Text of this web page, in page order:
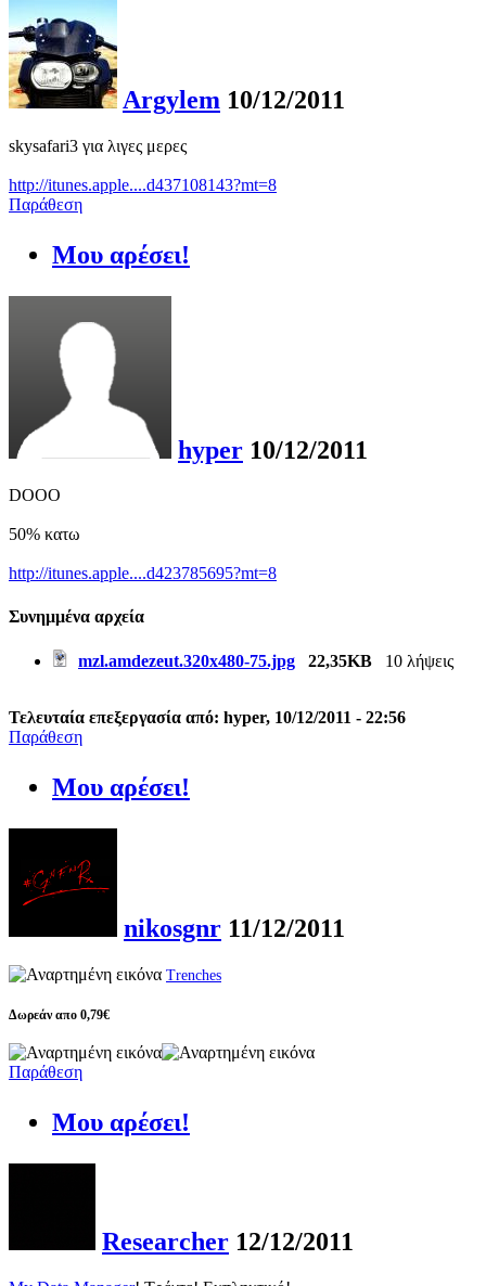
Argylem 10/12/2011
skysafari3 για λιγες μερες
http://itunes.apple....d437108143?mt=8
Παράθεση
Μου αρέσει!
hyper 10/12/2011
DOOO
50% κατω
http://itunes.apple....d423785695?mt=8
Συνημμένα αρχεία
mzl.amdezeut.320x480-75.jpg 22,35KB 10 λήψεις
Τελευταία επεξεργασία από: hyper, 10/12/2011 - 22:56
Παράθεση
Μου αρέσει!
nikosgnr 11/12/2011
Trenches
Δωρεάν απο 0,79€
Παράθεση
Μου αρέσει!
Researcher 12/12/2011